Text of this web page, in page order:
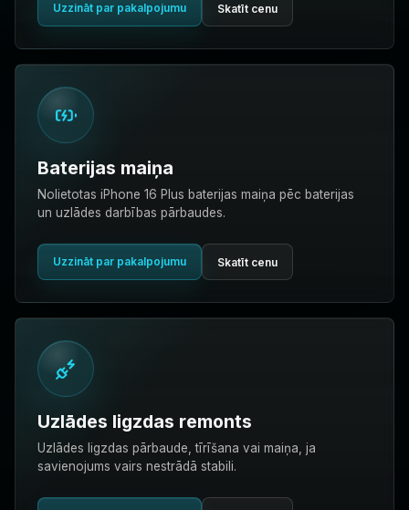
Uzzināt par pakalpojumu Skatīt cenu
Baterijas maiņa
Nolietotas iPhone 16 Plus baterijas maiņa pēc baterijas
un uzlādes darbības pārbaudes.
Uzzināt par pakalpojumu Skatīt cenu
Uzlādes ligzdas remonts
Uzlādes ligzdas pārbaude, tīrīšana vai maiņa, ja
savienojums vairs nestrādā stabili.